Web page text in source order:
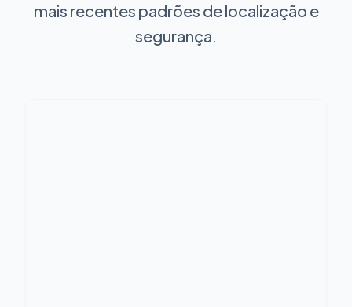
mais recentes padrões de localização e
segurança.